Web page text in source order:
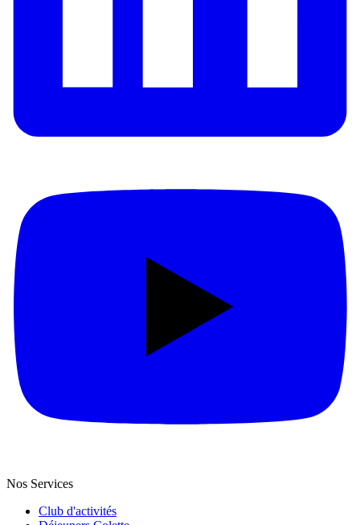
Nos Services
Club d'activités